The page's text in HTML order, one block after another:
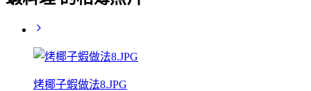
烤椰子蝦做法8.JPG